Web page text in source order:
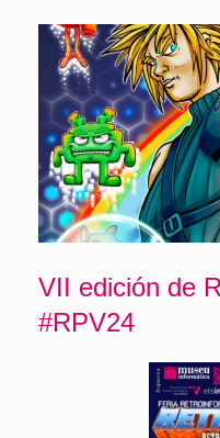
VII edición de
#RPV24